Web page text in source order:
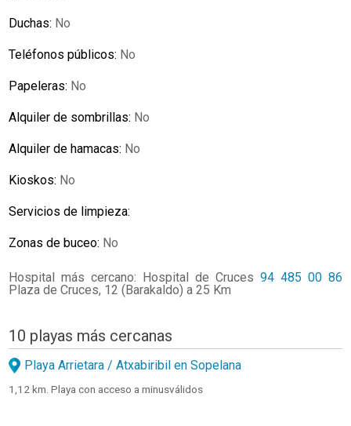
Duchas: No
Teléfonos públicos: No
Papeleras: No
Alquiler de sombrillas: No
Alquiler de hamacas: No
Kioskos: No
Servicios de limpieza:
Zonas de buceo: No
Hospital más cercano: Hospital de Cruces 94 485 00 86
Plaza de Cruces, 12 (Barakaldo) a 25 Km
10 playas más cercanas
Playa Arrietara / Atxabiribil en Sopelana
1,12 km. Playa con acceso a minusválidos